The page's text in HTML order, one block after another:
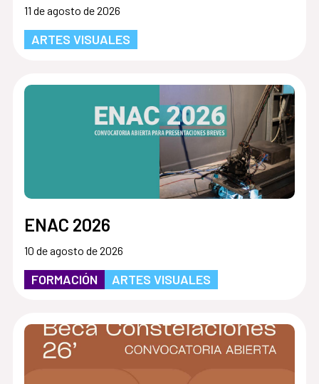
11 de agosto de 2026
ARTES VISUALES
ENAC 2026
10 de agosto de 2026
FORMACIÓN ARTES VISUALES